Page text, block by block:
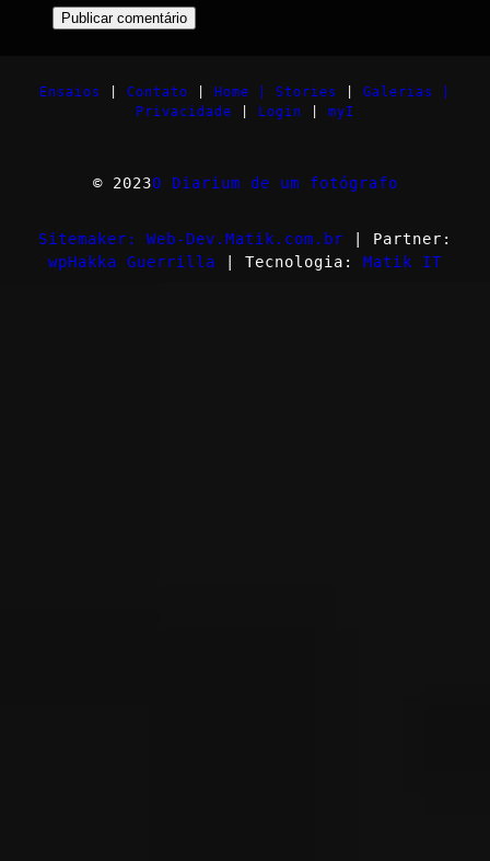
Ensaios Contato Home | Stories
Galerias |
Privacidade
Login myI
© 2023O Diarium de um fotógrafo
Sitemaker: Web-Dev.Matik.com.br | Partner:
wpHakka Guerrilla | Tecnologia: Matik IT